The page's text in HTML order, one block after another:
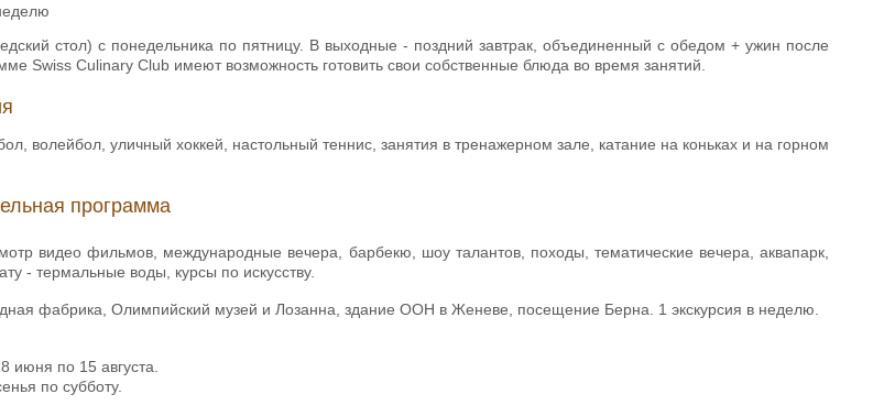
стол) с понедельника по пятницу. В выходные - поздний завтрак, объединенный с обедом + ужин после
Swiss Culinary Club имеют возможность готовить свои собственные блюда во время занятий.
волейбол, уличный хоккей, настольный теннис, занятия в тренажерном зале, катание на коньках и на горном
программа
видео фильмов, международные вечера, барбекю, шоу талантов, походы, тематические вечера, аквапарк,
- термальные воды, курсы по искусству.
фабрика, Олимпийский музей и Лозанна, здание ООН в Женеве, посещение Берна. 1 экскурсия в неделю.
июня по 15 августа.
по субботу.